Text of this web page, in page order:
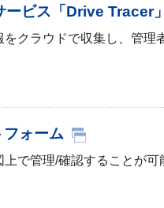
ビス「Drive Tracer」
クラウドで収集し、管
ォーム
で管理/確認することが